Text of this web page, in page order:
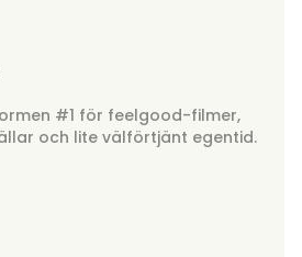
#1 för feelgood-filmer,
och lite välförtjänt egentid.